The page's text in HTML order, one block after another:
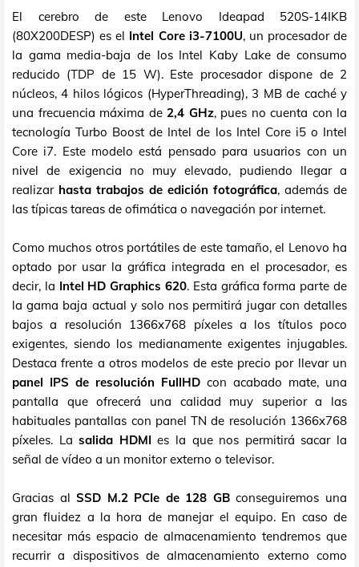
El cerebro de este Lenovo Ideapad 520S-14IKB
(80X200DESP) es el Intel Core i3-7100U, un procesador de
la gama media-baja de los Intel Kaby Lake de consumo
reducido (TDP de 15 W). Este procesador dispone de 2
núcleos, 4 hilos lógicos (HyperThreading), 3 MB de caché y
una frecuencia máxima de 2,4 GHz, pues no cuenta con la
tecnología Turbo Boost de Intel de los Intel Core i5 o Intel
Core i7. Este modelo está pensado para usuarios con un
nivel de exigencia no muy elevado, pudiendo llegar a
realizar hasta trabajos de edición fotográfica, además de
las típicas tareas de ofimática o navegación por internet.
Como muchos otros portátiles de este tamaño, el Lenovo ha
optado por usar la gráfica integrada en el procesador, es
decir, la Intel HD Graphics 620. Esta gráfica forma parte de
la gama baja actual y solo nos permitirá jugar con detalles
bajos a resolución 1366x768 píxeles a los títulos poco
exigentes, siendo los medianamente exigentes injugables.
Destaca frente a otros modelos de este precio por llevar un
panel IPS de resolución FullHD con acabado mate, una
pantalla que ofrecerá una calidad muy superior a las
habituales pantallas con panel TN de resolución 1366x768
píxeles. Lasalida HDMIes la que nos permitirá sacar la
señal de vídeo a un monitor externo o televisor.
Gracias alSSD M.2 PCIe de 128 GBconseguiremos una
gran fluidez a la hora de manejar el equipo. En caso de
necesitar más espacio de almacenamiento tendremos que
recurrir a dispositivos de almacenamiento externo como